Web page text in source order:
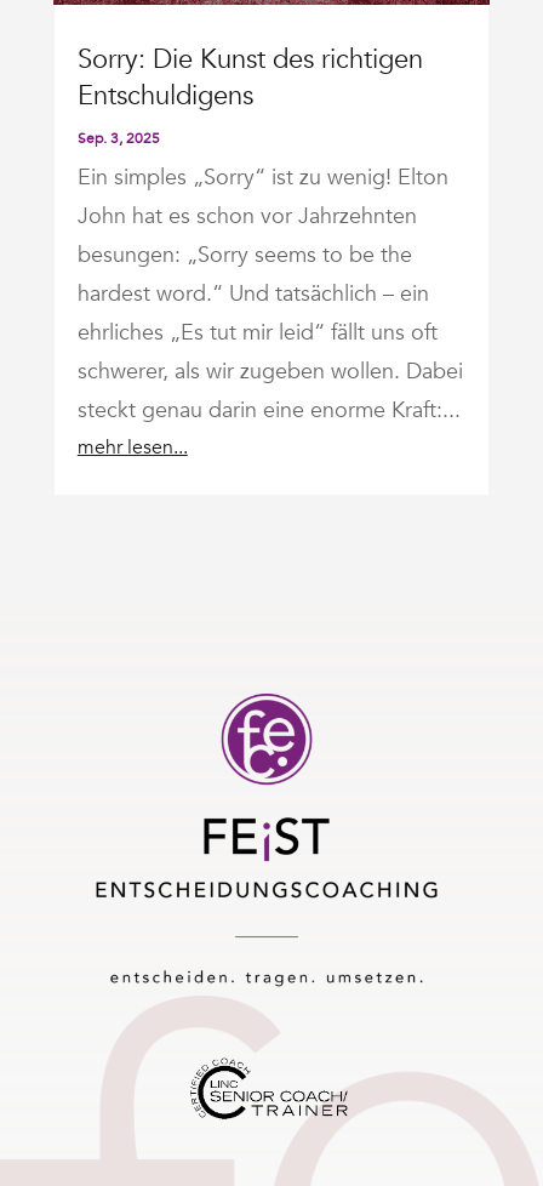
Sorry: Die Kunst des richtigen
Entschuldigens
Sep. 3, 2025
Ein simples „Sorry“ ist zu wenig! Elton
John hat es schon vor Jahrzehnten
besungen: „Sorry seems to be the
hardest word.“ Und tatsächlich – ein
ehrliches „Es tut mir leid“ fällt uns oft
schwerer, als wir zugeben wollen. Dabei
steckt genau darin eine enorme Kraft:...
mehr lesen...